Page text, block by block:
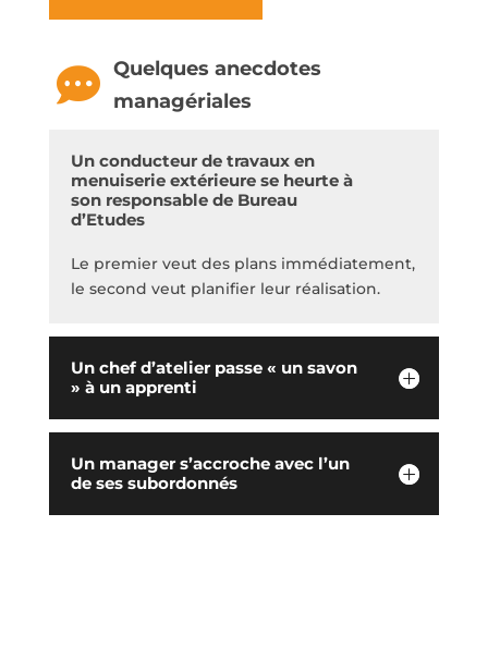
 Quelques anecdotes
managériales
Un conducteur de travaux en
menuiserie extérieure se heurte à
son responsable de Bureau
d’Etudes
Le premier veut des plans immédiatement,
le second veut planifier leur réalisation.
Un chef d’atelier passe « un savon
» à un apprenti
Un manager s’accroche avec l’un
de ses subordonnés